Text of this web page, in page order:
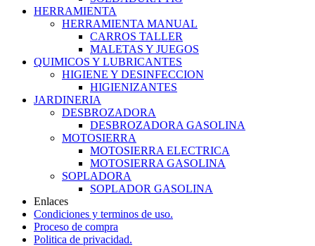
HERRAMIENTA
HERRAMIENTA MANUAL
CARROS TALLER
MALETAS Y JUEGOS
QUIMICOS Y LUBRICANTES
HIGIENE Y DESINFECCION
HIGIENIZANTES
JARDINERIA
DESBROZADORA
DESBROZADORA GASOLINA
MOTOSIERRA
MOTOSIERRA ELECTRICA
MOTOSIERRA GASOLINA
SOPLADORA
SOPLADOR GASOLINA
Enlaces
Condiciones y terminos de uso.
Proceso de compra
Politica de privacidad.